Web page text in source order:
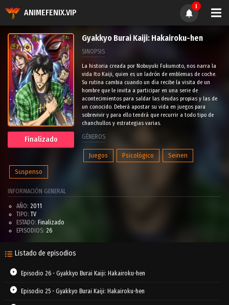
ANIMEFENIX.VIP
1
Finalizado
Gyakkyo Burai Kaiji: Hakairoku-hen
SINOPSIS
La historia creada por Nobuyuki Fukumoto, nos narra la
vida Ito Kaiji, quien es un ladrón de emblemas de coche.
Su rutina cambia cuando un día recibe la visita de un
hombre que le invita a participar en una serie de
acontecimientos para saldar las deudas propias y las de
un conocido. Deberá apostar su vida en juegos para
sobrevivir y para ello tendrá que recurrir a todo tipo de
chanchullos y estrategias varias.
GÉNEROS
Juegos Psicológico Seinen
Suspenso
INFORMACIÓN GENERAL
AÑO: 2011
TIPO: TV
ESTADO: Finalizado
EPISODIOS: 26
Listado de episodios
Episodio 26 - Gyakkyo Burai Kaiji: Hakairoku-hen
Episodio 25 - Gyakkyo Burai Kaiji: Hakairoku-hen